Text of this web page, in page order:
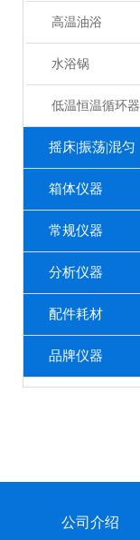
高温油浴
水浴锅
低温恒温循环器
摇床|振荡|混匀
箱体仪器
常规仪器
分析仪器
配件耗材
品牌仪器
公司介绍